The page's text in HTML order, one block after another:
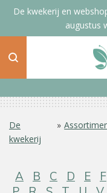
Ga
de
De kwekerij en
augustus
De
kwekerij
»
A B C D E F